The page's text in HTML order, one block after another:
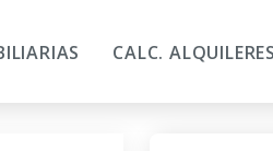
CALC. ALQUILERES